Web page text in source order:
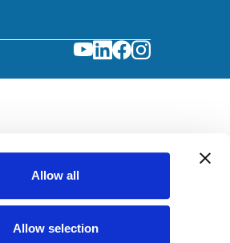
Allow all
Allow selection